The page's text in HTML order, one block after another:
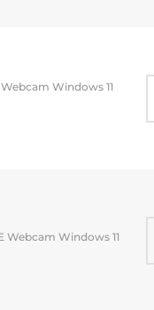
Windows 11
Webcam Windows 11